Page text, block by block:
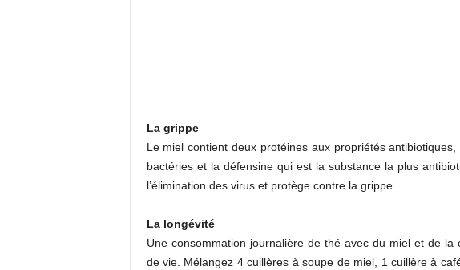
La grippe
Le miel contient deux protéines aux propriétés
bactéries et la défensine qui est la substance la plus
l’élimination des virus et protège contre la grippe.
La longévité
Une consommation journalière de thé avec du miel et de la
de vie. Mélangez 4 cuillères à soupe de miel, 1 cuillère à